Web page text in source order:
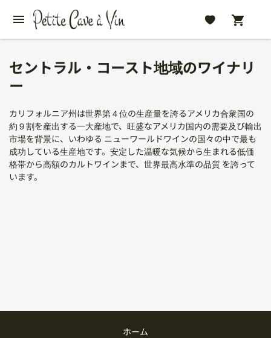
セントラル・コースト地域のワイナリ
ー
カリフォルニア州は世界第４位の生産量を誇るアメリカ合衆国の
約９割を産出する一大産地で、旺盛なアメリカ国内の需要及び輸出
市場を背景に、いわゆる ニューワールドワインの国々の中で最も
成功している生産地です。安定した温暖な気候から生まれる低価
格帯から高額のカルトワインまで、世界最高水準の品質 を誇って
います。
ホーム